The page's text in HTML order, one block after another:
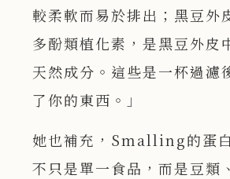
較柔軟而易於排出；黑豆外
多酚類植化素，是黑豆外皮
天然成分。這些是一杯過濾
了你的東西。」
她也補充，Smalling的蛋
不只是單一食品，而是豆類